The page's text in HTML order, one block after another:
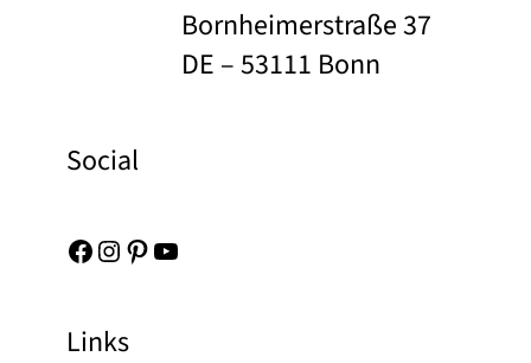
Bornheimerstraße 37
DE – 53111 Bonn
Social
Facebook Instagram Pinterest YouTube
Links